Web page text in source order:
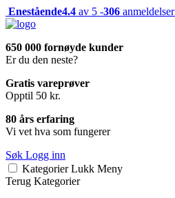
Enestående4.4 av 5 -306 anmeldelser
650 000 fornøyde kunder
Er du den neste?
Gratis vareprøver
Opptil 50 kr.
80 års erfaring
Vi vet hva som fungerer
Søk Logg inn
Kategorier Lukk Meny
Terug Kategorier